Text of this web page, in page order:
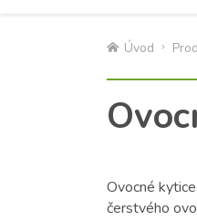
Úvod
Ovocné
čerstvého